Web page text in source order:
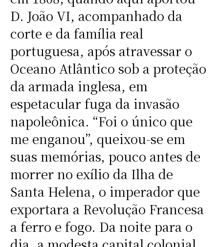
D. João VI, acompanhado da
corte e da família real
portuguesa, após atravessar o
Oceano Atlântico sob a proteção
da armada inglesa, em
espetacular fuga da invasão
napoleônica. “Foi o único que
me enganou”, queixou-se em
suas memórias, pouco antes de
morrer no exílio da Ilha de
Santa Helena, o imperador que
exportara a Revolução Francesa
a ferro e fogo. Da noite para o